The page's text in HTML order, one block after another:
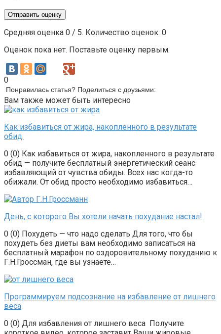
Отправить оценку
Средняя оценка 0 / 5. Количество оценок: 0
Оценок пока нет. Поставьте оценку первым.
0
Понравилась статья? Поделиться с друзьями:
Вам также может быть интересно
Как избавиться от жира, накопленного в результате
обид.
0 (0) Как избавиться от жира, накопленного в результате
обид — получите бесплатный энергетический сеанс
избавляющий от чувства обиды. Всех нас когда-то
обижали. От обид просто необходимо избавиться…
День, с которого Вы хотели начать похудание настал!
0 (0) Похудеть — что надо сделать Для того, что бы
похудеть без диеты вам необходимо записаться на
бесплатный марафон по оздоровительному похуданию к
Г.Н.Гроссман, где вы узнаете…
Программируем подсознание на избавление от лишнего
веса
0 (0) Для избавления от лишнего веса Получите